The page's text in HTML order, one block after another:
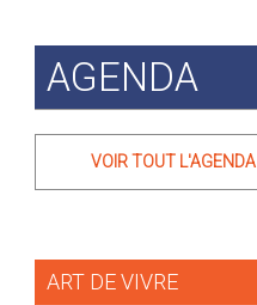
AGENDA
VOIR TOUT L'AGENDA
ART DE VIVRE